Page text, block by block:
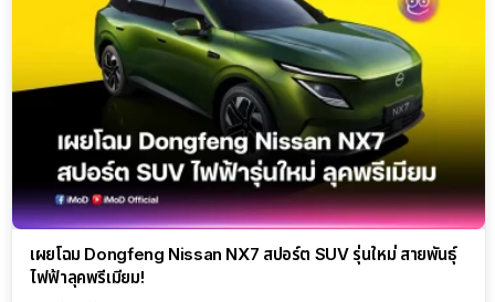
เผยโฉม Dongfeng Nissan NX7 สปอร์ต SUV รุ่นใหม่ สายพันธุ์
ไฟฟ้าลุคพรีเมียม!